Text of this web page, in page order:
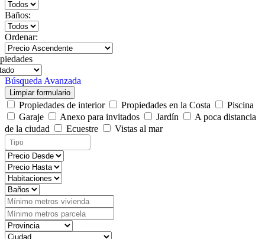
Baños:
Ordenar:
Búsqueda Avanzada
Limpiar formulario
Propiedades de interior Propiedades en la Costa
Piscina
Garaje
Anexo para invitados Jardín
A poca distancia
de la ciudad
Ecuestre Vistas al mar